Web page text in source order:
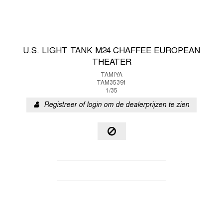
U.S. LIGHT TANK M24 CHAFFEE EUROPEAN
THEATER
TAMIYA
TAM35391
1/35
Registreer of login om de dealerprijzen te zien